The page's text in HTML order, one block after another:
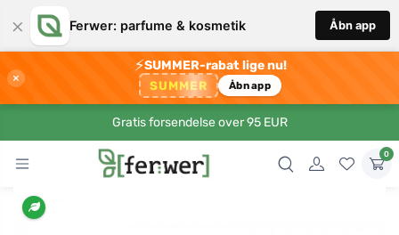
× Ferwer: parfume & kosmetik Åbn app
×
⚡SUMMER-rabat lige nu!
SUMMER Åbn app
Gratis forsendelse over 95 EUR
0